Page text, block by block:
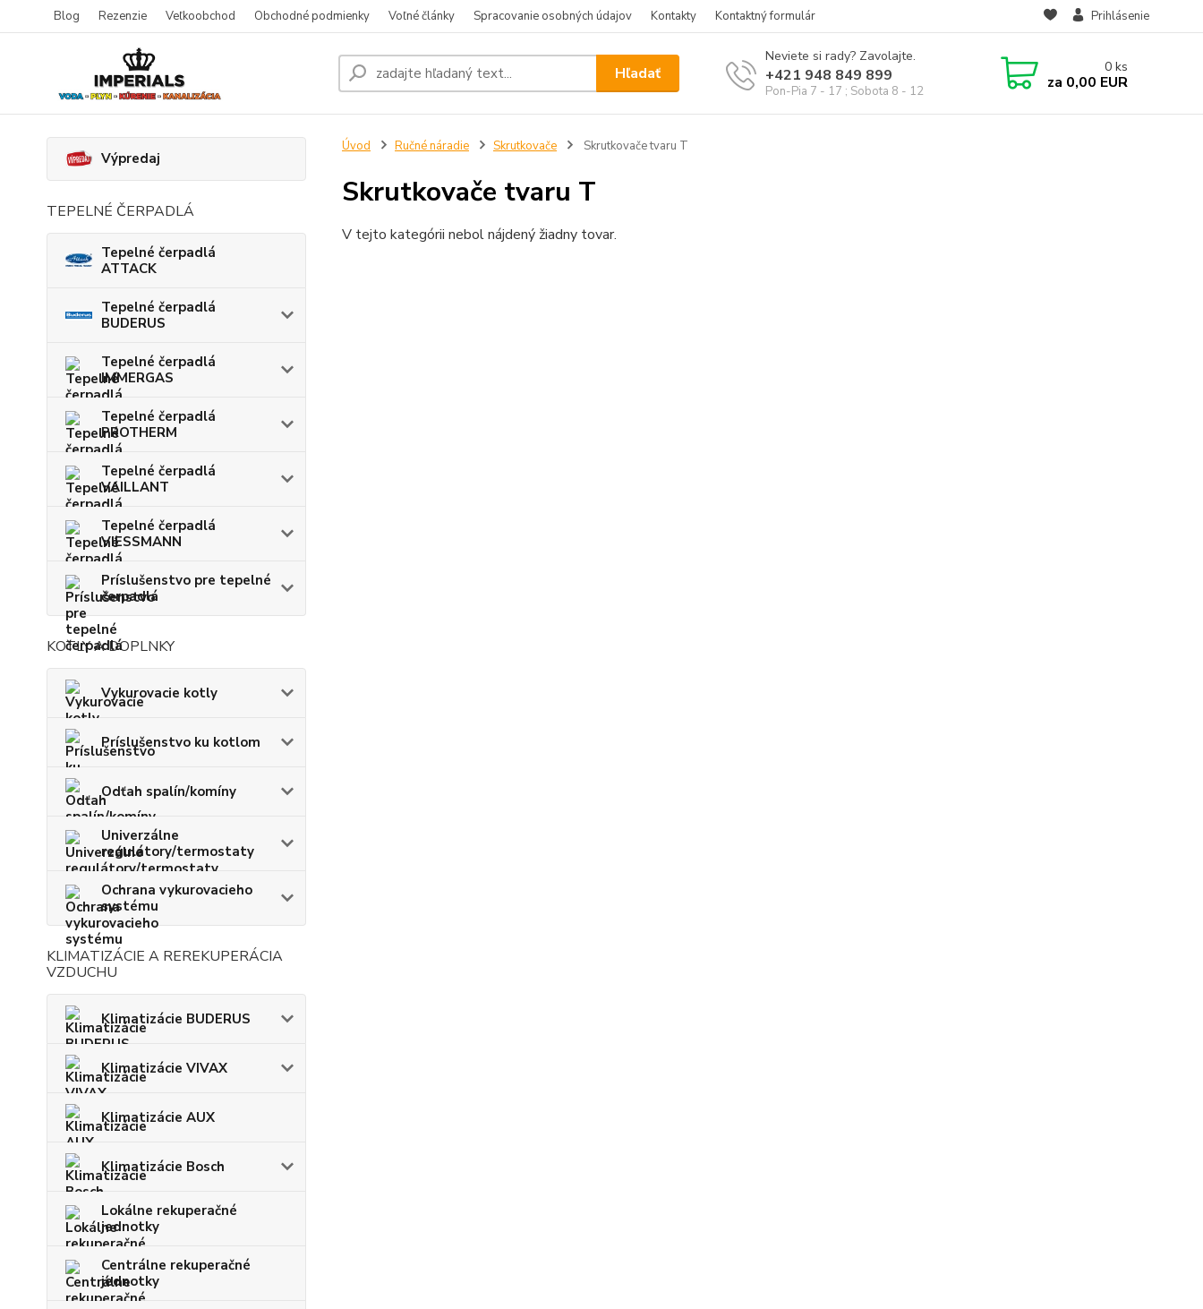
Blog Rezenzie Veľkoobchod Obchodné podmienky Voľné články Spracovanie osobných údajov Kontakty Kontaktný formulár Prihlásenie
Hľadať
Neviete si rady? Zavolajte.
+421 948 849 899
Pon-Pia 7 - 17 ; Sobota 8 - 12
0 ks
za 0,00 EUR
Výpredaj
TEPELNÉ ČERPADLÁ
Tepelné čerpadlá
ATTACK
Tepelné čerpadlá
BUDERUS
Tepelné čerpadlá
IMMERGAS
Tepelné čerpadlá
PROTHERM
Tepelné čerpadlá
VAILLANT
Tepelné čerpadlá
VIESSMANN
Príslušenstvo pre tepelné
čerpadlá
KOTLY A DOPLNKY
Vykurovacie kotly
Príslušenstvo ku kotlom
Odťah spalín/komíny
Univerzálne
regulátory/termostaty
Ochrana vykurovacieho
systému
KLIMATIZÁCIE A REREKUPERÁCIA
VZDUCHU
Klimatizácie BUDERUS
Klimatizácie VIVAX
Klimatizácie AUX
Klimatizácie Bosch
Lokálne rekuperačné
jednotky
Centrálne rekuperačné
jednotky
Úvod Ručné náradie Skrutkovače Skrutkovače tvaru T
Skrutkovače tvaru T
V tejto kategórii nebol nájdený žiadny tovar.